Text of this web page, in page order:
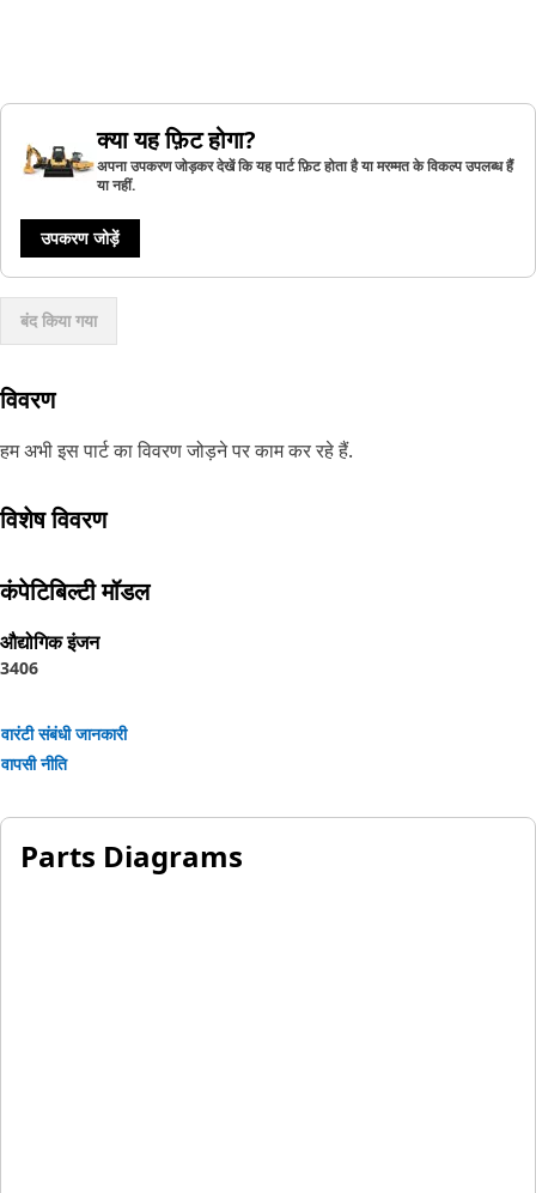
क्या यह फ़िट होगा?
अपना उपकरण जोड़कर देखें कि यह पार्ट फ़िट होता है या मरम्मत के विकल्प उपलब्ध हैं
या नहीं.
उपकरण जोड़ें
बंद किया गया
विवरण
हम अभी इस पार्ट का विवरण जोड़ने पर काम कर रहे हैं.
विशेष विवरण
कंपेटिबिल्टी मॉडल
औद्योगिक इंजन
3406
वारंटी संबंधी जानकारी
वापसी नीति
Parts Diagrams